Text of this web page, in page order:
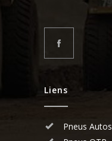
Liens
Pneus Autos